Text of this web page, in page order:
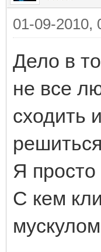
01-09-2010,
Дело в
не все
сходить
Я
С кем